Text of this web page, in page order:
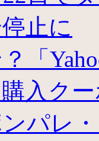
止に
「
入ク
パレ